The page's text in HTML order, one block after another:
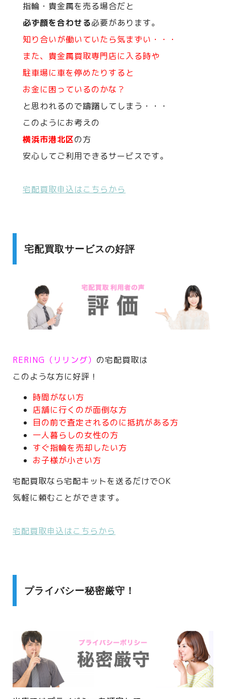
指輪・貴金属を売る場合だと
必ず顔を合わせる必要があります。
知り合いが働いていたら気まずい・・・
また、貴金属買取専門店に入る時や
駐車場に車を停めたりすると
お金に困っているのかな？
と思われるので躊躇してしまう・・・
このようにお考えの
横浜市港北区の方
安心してご利用できるサービスです。
宅配買取申込はこちらから
宅配買取サービスの好評
RERING（リリング） の宅配買取は
このような方に好評！
時間がない方
店舗に行くのが面倒な方
目の前で査定されるのに抵抗がある方
一人暮らしの女性の方
すぐ指輪を売却したい方
お子様が小さい方
宅配買取なら宅配キットを送るだけでOK
気軽に頼むことができます。
宅配買取申込はこちらから
プライバシー秘密厳守！